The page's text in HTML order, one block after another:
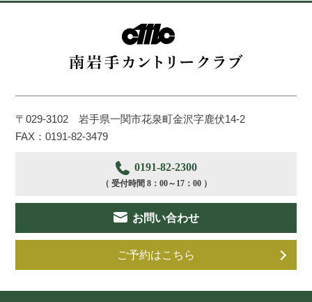
〒029-3102 岩手県一関市花泉町金沢字鹿伏14-2
FAX：0191-82-3479
0191-82-2300
（ 受付時間 8：00～17：00 ）
お問い合わせ
ご予約はこちら